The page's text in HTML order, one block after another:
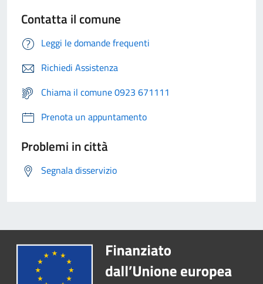
Contatta il comune
Leggi le domande frequenti
Richiedi Assistenza
Chiama il comune 0923 671111
Prenota un appuntamento
Problemi in città
Segnala disservizio